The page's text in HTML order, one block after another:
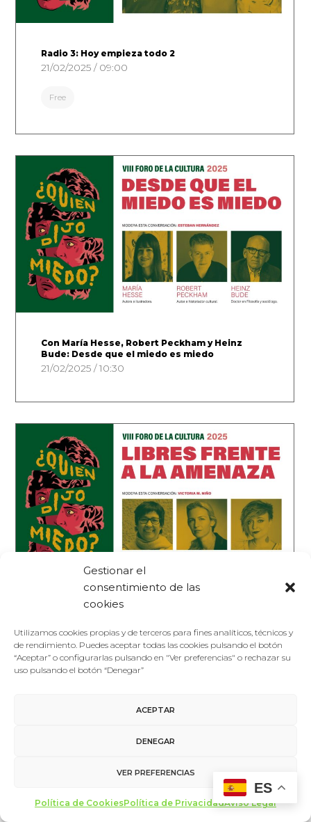
Gestionar el
consentimiento de las
cookies
Utilizamos cookies propias y de terceros para fines analíticos, técnicos y
de rendimiento. Puedes aceptar todas las cookies pulsando el botón
“Aceptar” o configurarlas pulsando en "Ver preferencias" o rechazar su
uso pulsando el botón “Denegar”
ACEPTAR
DENEGAR
VER PREFERENCIAS
Política de CookiesPolítica de PrivacidadAviso Legal
Radio 3: Hoy empieza todo 2
21/02/2025 / 09:00
Free
Con María Hesse, Robert Peckham y Heinz
Bude: Desde que el miedo es miedo
21/02/2025 / 10:30
Con Seyran Ates, Lea Ypi y Daria Serenko:
21/02/2025 / 13:00
ES